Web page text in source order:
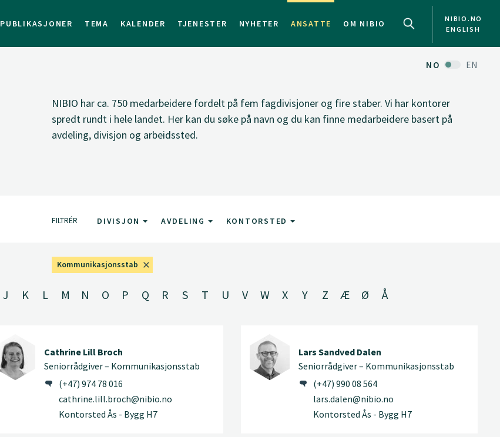
PUBLIKASJONER TEMA KALENDER TJENESTER NYHETER ANSATTE OM NIBIO
NIBIO.NO
ENGLISH
NO EN
NIBIO har ca. 750 medarbeidere fordelt på fem fagdivisjoner og fire staber. Vi har kontorer
spredt rundt i hele landet. Her kan du søke på navn og du kan finne medarbeidere basert på
avdeling, divisjon og arbeidssted.
FILTRÉR DIVISJON AVDELING KONTORSTED
Kommunikasjonsstab
J K L M N O P Q R S T U V W X Y Z Æ Ø Å
Cathrine Lill Broch
Seniorrådgiver – Kommunikasjonsstab
(+47) 974 78 016
cathrine.lill.broch@nibio.no
Kontorsted Ås - Bygg H7
Lars Sandved Dalen
Seniorrådgiver – Kommunikasjonsstab
(+47) 990 08 564
lars.dalen@nibio.no
Kontorsted Ås - Bygg H7